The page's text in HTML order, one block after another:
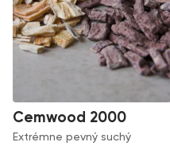
Cemwood 2000
Extrémne pevný suchý